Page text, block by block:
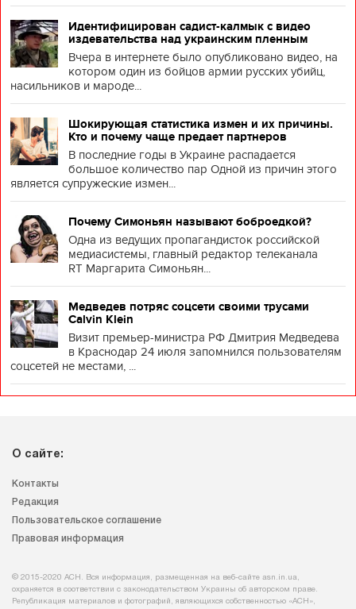
Идентифицирован садист-калмык с видео
издевательства над украинским пленным
Вчера в интернете было опубликовано видео, на
котором один из бойцов армии русских убийц,
насильников и мароде...
Шокирующая статистика измен и их причины.
Кто и почему чаще предает партнеров
В последние годы в Украине распадается
большое количество пар Одной из причин этого
является супружеские измен...
Почему Симоньян называют боброедкой?
Одна из ведущих пропагандисток российской
медиасистемы, главный редактор телеканала
RT Маргарита Симоньян...
Медведев потряс соцсети своими трусами
Calvin Klein
Визит премьер-министра РФ Дмитрия Медведева
в Краснодар 24 июля запомнился пользователям
соцсетей не местами, ...
О сайте:
Контакты
Редакция
Пользовательское соглашение
Правовая информация
© 2015-2020 АСН. Вся информация, размещенная на веб-сайте asn.in.ua,
охраняется в соответствии с законодательством Украины об авторском праве.
Републикация материалов и фотографий, являющихся собственностью «АСН»,